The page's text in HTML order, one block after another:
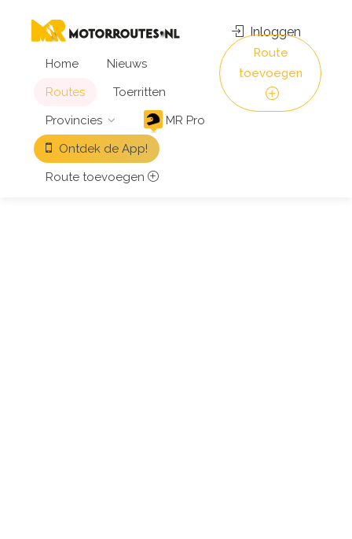
Home
Nieuws
Routes
Toerritten
Provincies
MR Pro
Ontdek de App!
Route toevoegen
Inloggen
Route
toevoegen